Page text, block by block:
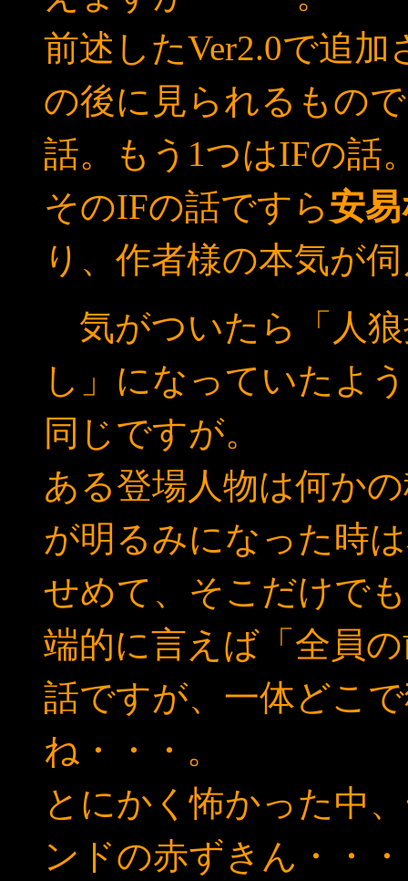
前述したVer2.0で追
の後に見られるもの
話。もう1つはIFの話
そのIFの話ですら安
り、作者様の本気が
気がついたら「人
し」になっていたよ
同じですが。
ある登場人物は何か
が明るみになった時
せめて、そこだけで
端的に言えば「全員
話ですが、一体どこ
ね・・・。
とにかく怖かった中
ンドの赤ずきん・・・